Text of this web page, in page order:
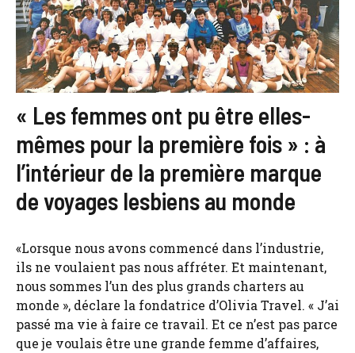
« Les femmes ont pu être elles-
mêmes pour la première fois » : à
l’intérieur de la première marque
de voyages lesbiens au monde
«Lorsque nous avons commencé dans l’industrie,
ils ne voulaient pas nous affréter. Et maintenant,
nous sommes l’un des plus grands charters au
monde », déclare la fondatrice d’Olivia Travel. « J’ai
passé ma vie à faire ce travail. Et ce n’est pas parce
que je voulais être une grande femme d’affaires,